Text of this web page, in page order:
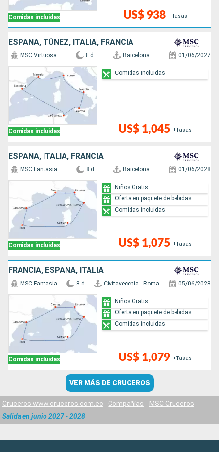
Comidas incluidas US$ 938 +Tasas
ESPAÑA, TÚNEZ, ITALIA, FRANCIA
Comidas incluidas
MSC Virtuosa 8 d Barcelona 01/06/2027
US$ 1,045 +Tasas
Comidas incluidas
ESPAÑA, ITALIA, FRANCIA
Comidas incluidas
MSC Fantasia 8 d Barcelona 01/06/2028
US$ 1,075 +Tasas
Niños Gratis
Oferta en paquete de bebidas
Comidas incluidas
FRANCIA, ESPAÑA, ITALIA
Comidas incluidas
MSC Fantasia 8 d Civitavecchia - Roma 05/06/2028
US$ 1,079 +Tasas
Niños Gratis
Oferta en paquete de bebidas
Comidas incluidas
VER MÁS DE CRUCEROS
Cruceros www.cruceros.com.ec Compañías
MSC Cruceros
Salida en junio 2027 - 2028